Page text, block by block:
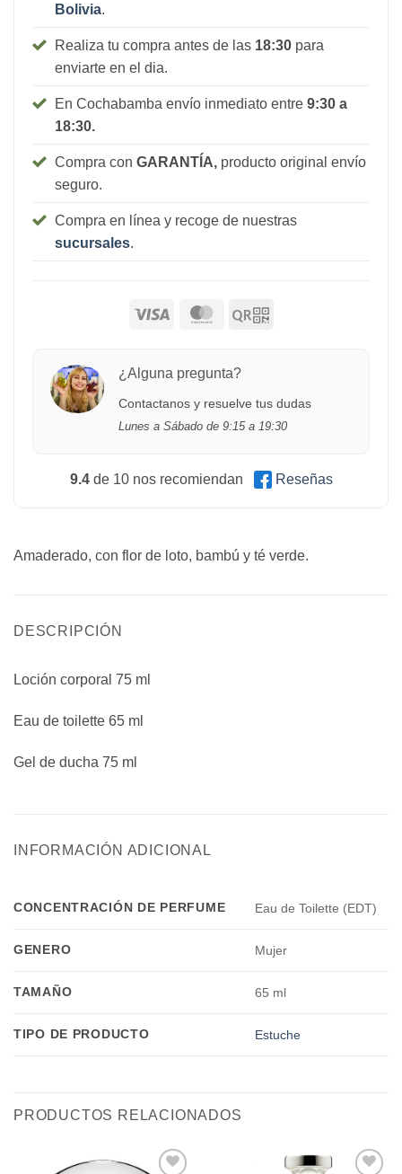
Bolivia.
Realiza tu compra antes de las 18:30para
enviarte en el dia.
En Cochabamba envío inmediato entre 9:30 a
18:30.
Compra con GARANTÍA,producto original envío
seguro.
Compra en línea y recoge de nuestras
sucursales.
¿Alguna pregunta?
Contactanos y resuelve tus dudas
Lunes a Sábado de 9:15 a 19:30
9.4de 10 nos recomiendan Reseñas
Amaderado, con flor de loto, bambú y té verde.
DESCRIPCIÓN
Loción corporal 75 ml
Eau de toilette 65 ml
Gel de ducha 75 ml
INFORMACIÓN ADICIONAL
CONCENTRACIÓN DE PERFUME Eau de Toilette (EDT)
GENERO Mujer
TAMAÑO 65 ml
TIPO DE PRODUCTO Estuche
PRODUCTOS RELACIONADOS